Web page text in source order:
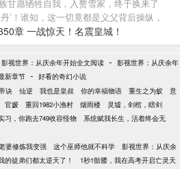
甘愿牺牲自我，入赘雪家，终于换来了
’！谁知，这一切竟都是义父背后操纵，
被灭，战骨被夺，连新婚妻子都要面临
为了复仇，拯救妻子与水火之中，秦
以身为炉，熔炼万物，毅然踏上了一条
经，为了家族，秦东甘愿沦为羔羊！ 而
刀时：那些宵小之辈连成为羔羊都不
章 一战惊天！名震皇城！
影视世界：从庆余年开始全文阅读 - 影视世界：从庆余年
新章节 - 好看的奇幻小说
诀 仙逆 我也是皇叔 你的幸福物语 重生之为蚁
意
官媛 重回1982小渔村 烟雨楼
灵墟，剑棺，瞎剑
习，你跑去749收容怪物
系统赋我长生，活着终会无
婆修炼我变强 这个巫师他就不科学
影视世界：从庆余
的徒弟们都太逆天了！
1秒1骷髅，我在高考开启亡灵天